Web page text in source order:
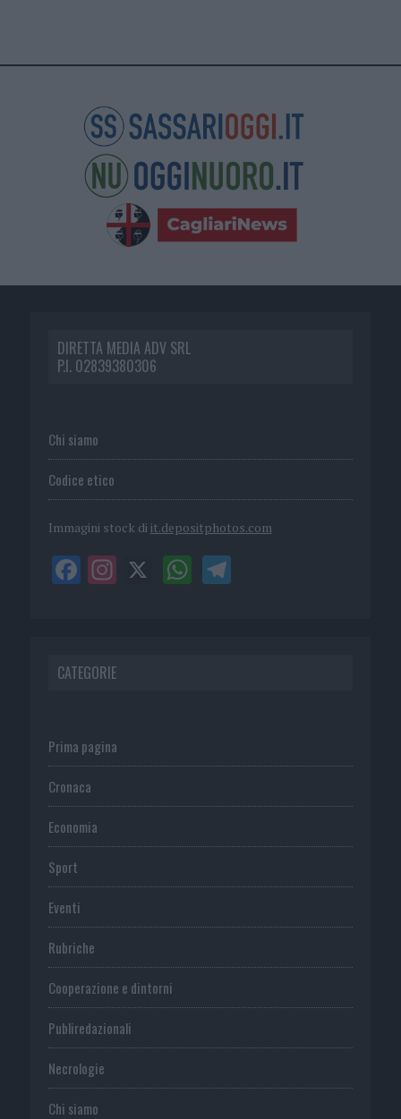
DIRETTA MEDIA ADV SRL
P.I. 02839380306
Chi siamo
Codice etico
Immagini stock di it.depositphotos.com
CATEGORIE
Prima pagina
Cronaca
Economia
Sport
Eventi
Rubriche
Cooperazione e dintorni
Publiredazionali
Necrologie
Chi siamo